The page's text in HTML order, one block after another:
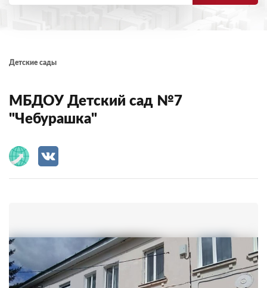
Детские сады
МБДОУ Детский сад №7
"Чебурашка"